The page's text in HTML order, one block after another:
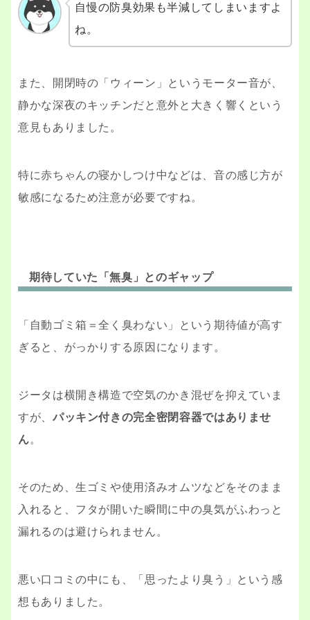
自慢の防臭効果も半減してしまいますよ
ね。
また、開閉時の「ウィーン」というモーター音が、
静かな深夜のキッチンだと意外と大きく響くという
意見もありました。
特に赤ちゃんの寝かしつけ中などは、音の感じ方が
敏感になるため注意が必要ですね。
期待していた「無臭」とのギャップ
「自動ゴミ箱＝全く臭わない」という期待値が高す
ぎると、がっかりする原因になります。
ジータは横開き構造で空気のかき混ぜを抑えていま
すが、 パッキン付きの完全密閉容器ではありませ
ん。
そのため、生ゴミや使用済みオムツなどをそのまま
入れると、フタが開いた瞬間に中の臭気がふわっと
漏れるのは避けられません。
悪い口コミの中にも、「思ったより臭う」という感
想もありました。